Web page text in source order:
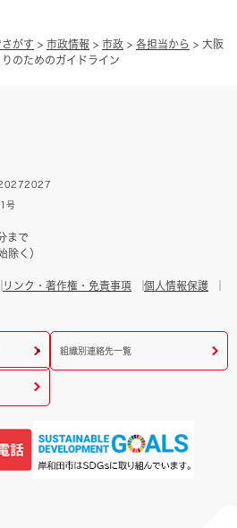
がす > 市政情報 > 市政 > 各担当から > 大阪
のためのガイドライン
号
まで
除く）
リンク・著作権・免責事項
個人情報保護
組織別連絡先一覧